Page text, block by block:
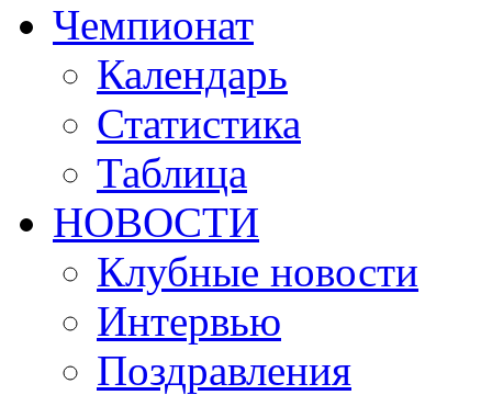
Чемпионат
Календарь
Статистика
Таблица
НОВОСТИ
Клубные новости
Интервью
Поздравления